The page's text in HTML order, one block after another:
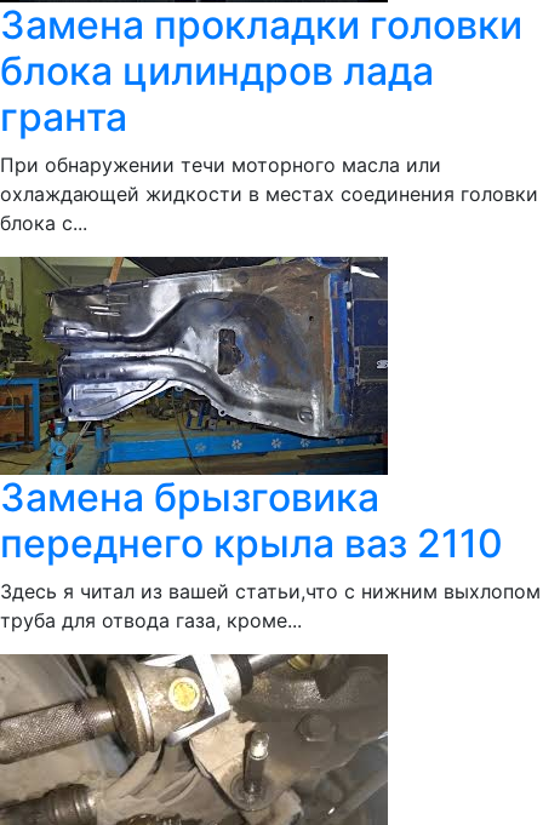
Замена прокладки головки
блока цилиндров лада
гранта
При обнаружении течи моторного масла или
охлаждающей жидкости в местах соединения головки
блока с...
Замена брызговика
переднего крыла ваз 2110
Здесь я читал из вашей статьи,что с нижним выхлопом
труба для отвода газа, кроме...